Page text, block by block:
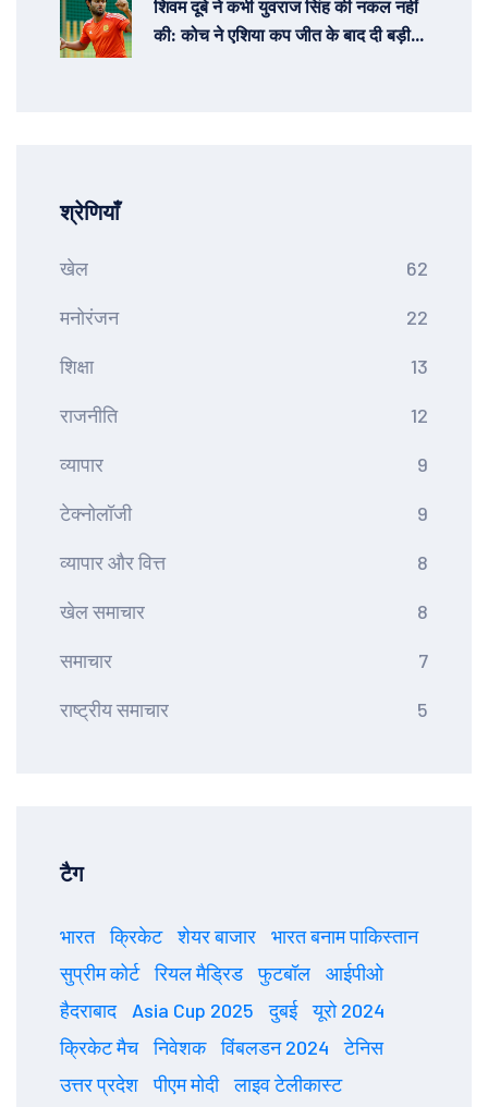
शिवम दूबे ने कभी युवराज सिंह की नकल नहीं
की: कोच ने एशिया कप जीत के बाद दी बड़ी
श्रेणियाँ
खेल 62
मनोरंजन 22
शिक्षा 13
राजनीति 12
व्यापार 9
टेक्नोलॉजी 9
व्यापार और वित्त 8
खेल समाचार 8
समाचार 7
राष्ट्रीय समाचार 5
टैग
भारत क्रिकेट शेयर बाजार
भारत बनाम पाकिस्तान
सुप्रीम कोर्ट
रियल मैड्रिड फुटबॉल
आईपीओ
हैदराबाद
Asia Cup 2025 दुबई
यूरो 2024
क्रिकेट मैच
निवेशक विंबलडन 2024
टेनिस
उत्तर प्रदेश
पीएम मोदी
लाइव टेलीकास्ट